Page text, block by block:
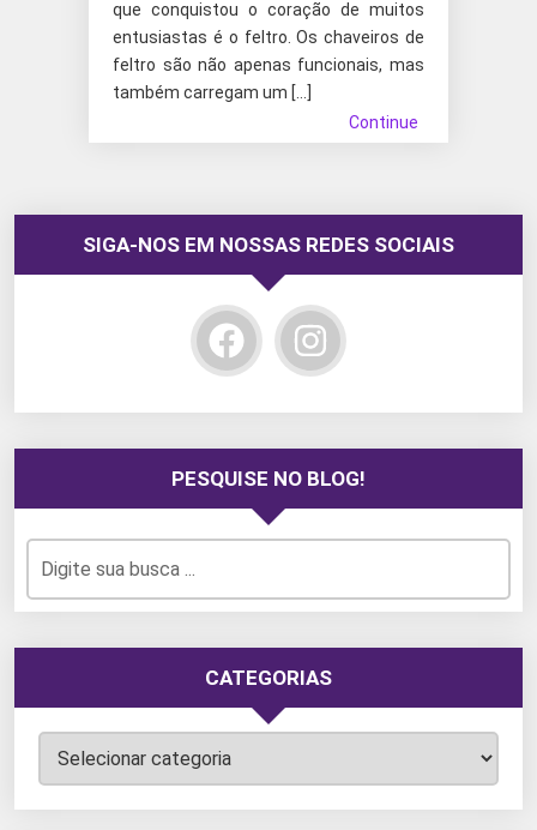
que conquistou o coração de muitos
entusiastas é o feltro. Os chaveiros de
feltro são não apenas funcionais, mas
também carregam um […]
Continue
SIGA-NOS EM NOSSAS REDES SOCIAIS
PESQUISE NO BLOG!
CATEGORIAS
Categorias